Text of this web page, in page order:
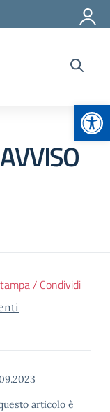
/ Condividi
articolo è